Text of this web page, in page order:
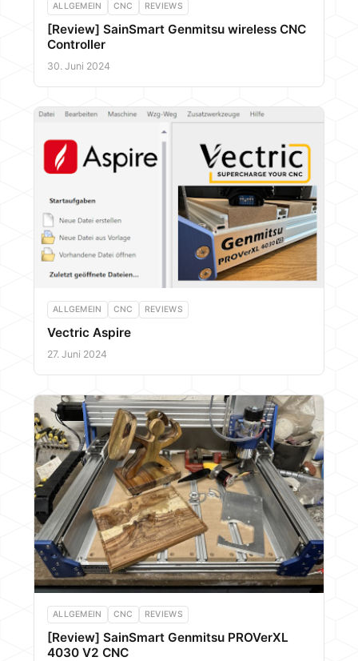
ALLGEMEIN CNC REVIEWS
[Review] SainSmart Genmitsu wireless CNC
Controller
30. Juni 2024
ALLGEMEIN CNC REVIEWS
Vectric Aspire
27. Juni 2024
ALLGEMEIN CNC REVIEWS
[Review] SainSmart Genmitsu PROVerXL
4030 V2 CNC